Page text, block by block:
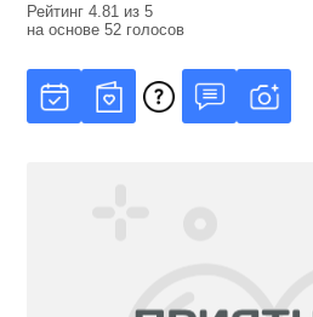
Рейтинг4.81 из5
на основе52 голосов